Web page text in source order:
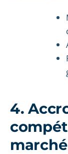
4.
marché